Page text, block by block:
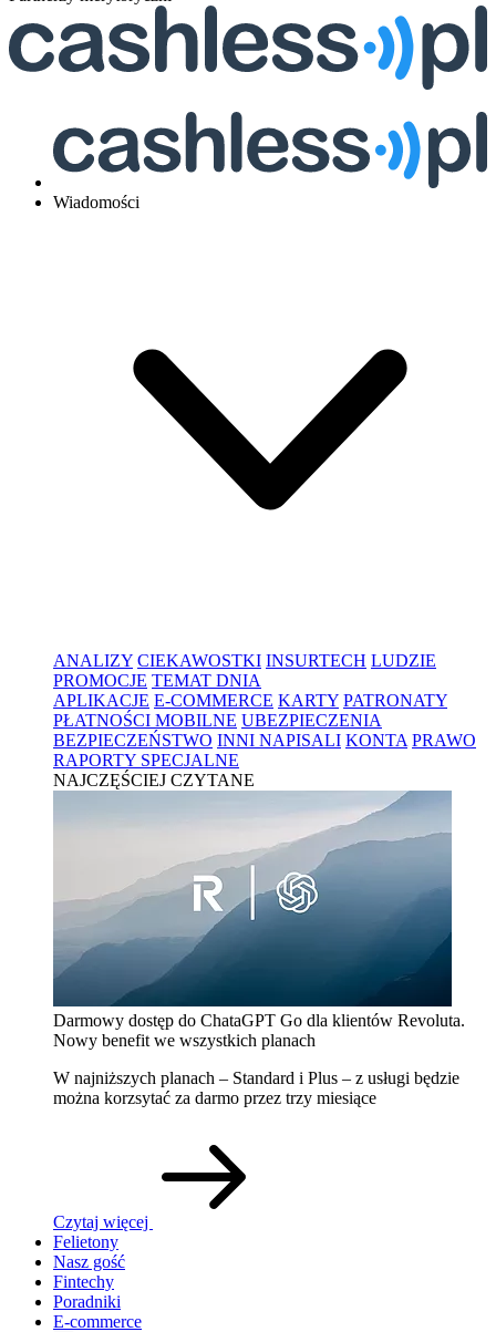
Wiadomości
ANALIZY CIEKAWOSTKI INSURTECH LUDZIE
PROMOCJE TEMAT DNIA
APLIKACJE E-COMMERCE KARTY PATRONATY
PŁATNOŚCI MOBILNE UBEZPIECZENIA
BEZPIECZEŃSTWO INNI NAPISALI KONTA PRAWO
RAPORTY SPECJALNE
NAJCZĘŚCIEJ CZYTANE
Darmowy dostęp do ChataGPT Go dla klientów Revoluta.
Nowy benefit we wszystkich planach
W najniższych planach – Standard i Plus – z usługi będzie
można korzsytać za darmo przez trzy miesiące
Czytaj więcej
Felietony
Nasz gość
Fintechy
Poradniki
E-commerce